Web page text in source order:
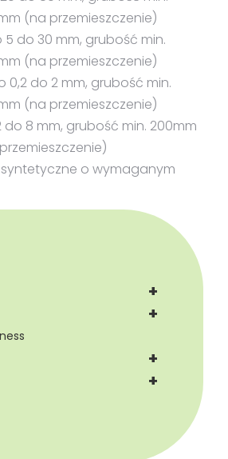
+
+
+
+
(na przemieszczenie)
5 do 30 mm, grubość min.
(na przemieszczenie)
0,2 do 2 mm, grubość min.
(na przemieszczenie)
do 8 mm, grubość min. 200mm
o wymaganym